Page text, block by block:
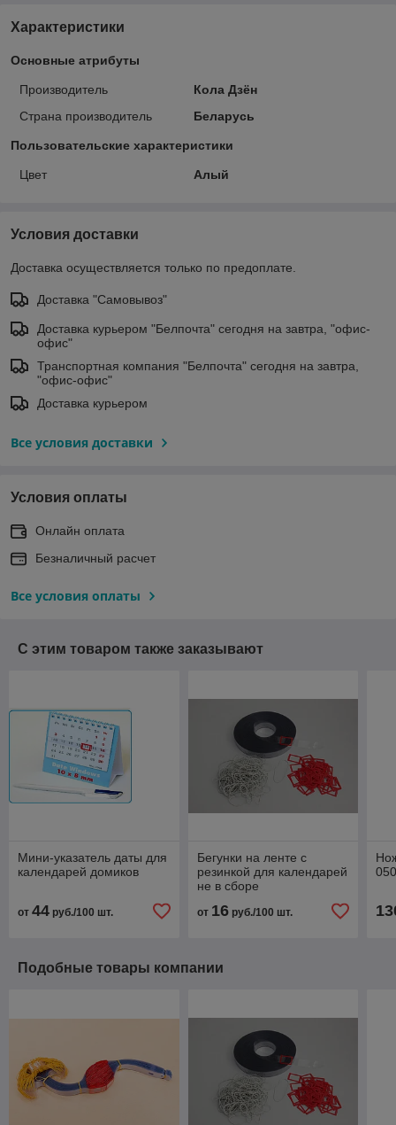
Характеристики
Основные атрибуты
Производитель
Кола Дзён
Страна производитель
Беларусь
Пользовательские характеристики
Цвет Алый
Условия доставки
Доставка осуществляется только по предоплате.
Доставка "Самовывоз"
Доставка курьером "Белпочта" сегодня на завтра, "офис-
офис"
Транспортная компания "Белпочта" сегодня на завтра,
"офис-офис"
Доставка курьером
Все условия доставки
Условия оплаты
Онлайн оплата
Безналичный расчет
Все условия оплаты
С этим товаром также заказывают
Мини-указатель даты для
календарей домиков
от 44 руб./100 шт.
Бегунки на ленте с
резинкой для календарей
не в сборе
от 16руб./100 шт.
Подобные товары компании